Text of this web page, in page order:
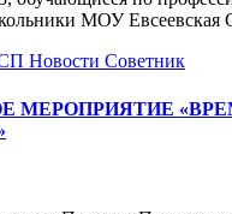
МОУ
Новости Советник
МЕРОПРИЯТИЕ